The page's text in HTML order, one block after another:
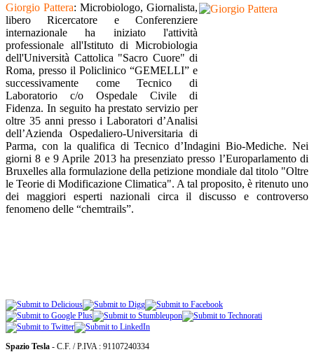
Giorgio Pattera: Microbiologo, Giornalista,
libero Ricercatore e Conferenziere
internazionale ha iniziato l'attività
professionale all'Istituto di Microbiologia
dell'Università Cattolica "Sacro Cuore" di
Roma, presso il Policlinico “GEMELLI” e
successivamente come Tecnico di
Laboratorio c/o Ospedale Civile di
Fidenza. In seguito ha prestato servizio per
oltre 35 anni presso i Laboratori d’Analisi
dell’Azienda Ospedaliero-Universitaria di
Parma, con la qualifica di Tecnico d’Indagini Bio-Mediche. Nei
giorni 8 e 9 Aprile 2013 ha presenziato presso l’Europarlamento di
Bruxelles alla formulazione della petizione mondiale dal titolo "Oltre
le Teorie di Modificazione Climatica". A tal proposito, è ritenuto uno
dei maggiori esperti nazionali circa il discusso e controverso
fenomeno delle “chemtrails”.
Spazio Tesla - C.F. / P.IVA : 91107240334